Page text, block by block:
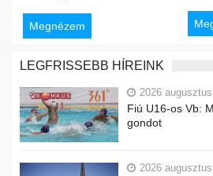
Megnézem
LEGFRISSEBB HÍREINK
2026
Fiú U16-os Vb:
gondot
2026 augusztus